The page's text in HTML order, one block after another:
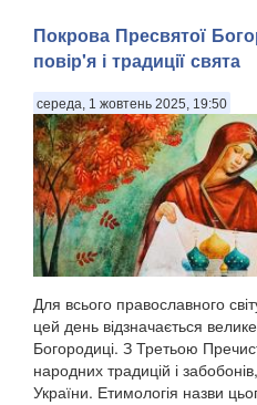
Покрова Пресвятої
повір'я і традиції свята
середа, 1 жовтень 2025, 19:50
Для всього православного
цей день відзначається
Богородиці. З Третьою
народних традицій і
України. Етимологія назви